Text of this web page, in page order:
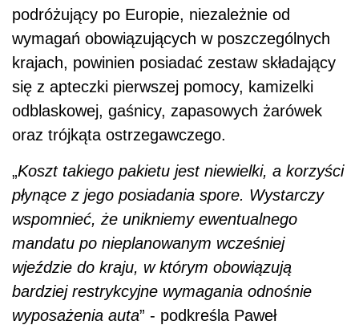
podróżujący po Europie, niezależnie od
wymagań obowiązujących w poszczególnych
krajach, powinien posiadać zestaw składający
się z apteczki pierwszej pomocy, kamizelki
odblaskowej, gaśnicy, zapasowych żarówek
oraz trójkąta ostrzegawczego.
„Koszt takiego pakietu jest niewielki, a korzyści
płynące z jego posiadania spore. Wystarczy
wspomnieć, że unikniemy ewentualnego
mandatu po nieplanowanym wcześniej
wjeździe do kraju, w którym obowiązują
bardziej restrykcyjne wymagania odnośnie
wyposażenia auta” - podkreśla Paweł